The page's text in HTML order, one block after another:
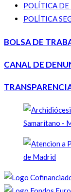
POLÍTICA
POLÍTICA
BOLSA DE
CANAL DE